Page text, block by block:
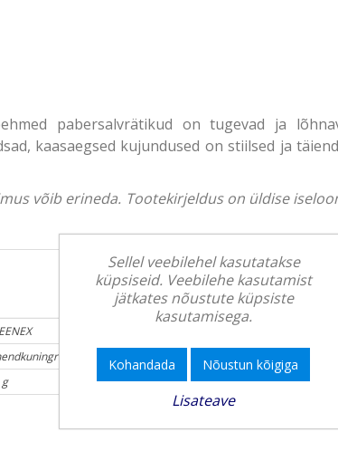
pabersalvrätikud on tugevad ja
kaasaegsed kujundused on stiilsed ja
võib erineda. Tootekirjeldus on üldise
Sellel veebilehel kasutatakse
küpsiseid. Veebilehe kasutamist
jätkates nõustute küpsiste
kasutamisega.
Kohandada Nõustun kõigiga
Lisateave